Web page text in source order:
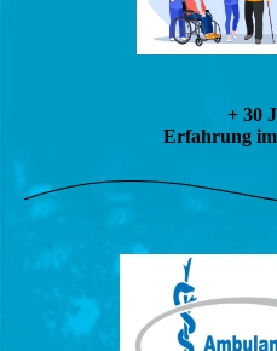
+ 30
Erfahrung im